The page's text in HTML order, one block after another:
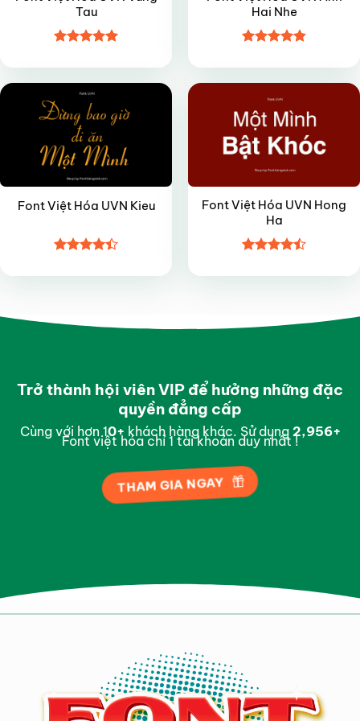
Tau
hạng55
sao
Hai Nhe
hạng4.85
5 sao
Font Việt Hóa UVN Kieu
hạng4.4
Font Việt Hóa UVN Hong
Ha
hạng4.45
Trở thành hội viên VIP để hưởng những đặc
quyền đẳng cấp
Cùng với hơn 10+ khách hàng khác. Sử dụng 2,996+
Font việt hóa chỉ 1 tài khoản duy nhất !
THAM GIA NGAY